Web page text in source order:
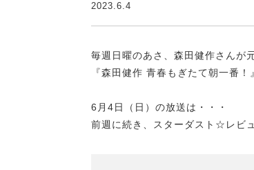
2023.6.4
毎週日曜のあさ、森田健作さんが
『森田健作 青春もぎたて朝一番！』
6月4日（日）の放送は・・・
前週に続き、スターダスト☆レビ